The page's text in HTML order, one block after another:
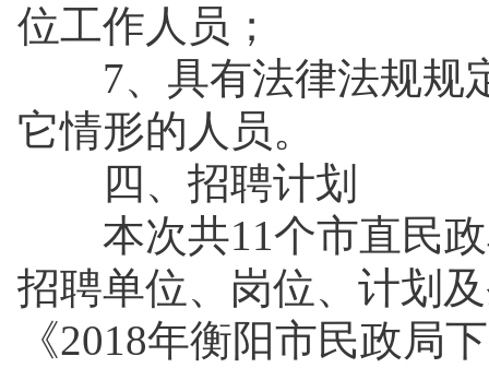
位工作人员；
7、具有法律法规规
它情形的人员。
四、招聘计划
本次共11个市直民政
招聘单位、岗位、计划
《2018年衡阳市民政局